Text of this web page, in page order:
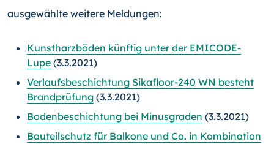
ausgewählte weitere Meldungen:
Kunstharzböden künftig unter der EMICODE-
Lupe (3.3.2021)
Verlaufsbeschichtung Sikafloor-240 WN besteht
Brandprüfung (3.3.2021)
Bodenbeschichtung bei Minusgraden (3.3.2021)
Bauteilschutz für Balkone und Co. in Kombination